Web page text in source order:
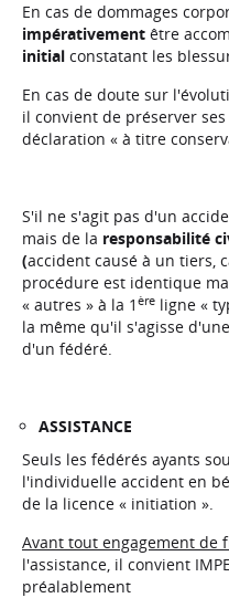
En cas de dommages
impérativement être
initial constatant les
En cas de doute sur
il convient de préserver
déclaration « à titre
S'il ne s'agit pas d'un
mais de la responsabilité
(accident causé à un tiers,
procédure est identique
« autres » à la 1 ère ligne «
la même qu'il s'agisse
d'un fédéré.
ASSISTANCE
Seuls les fédérés ayants
l'individuelle accident en
de la licence « initiation ».
Avant tout engagement de
l'assistance, il convient
préalablement